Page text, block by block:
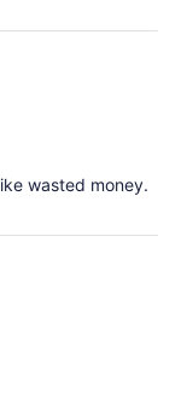
wasted money.